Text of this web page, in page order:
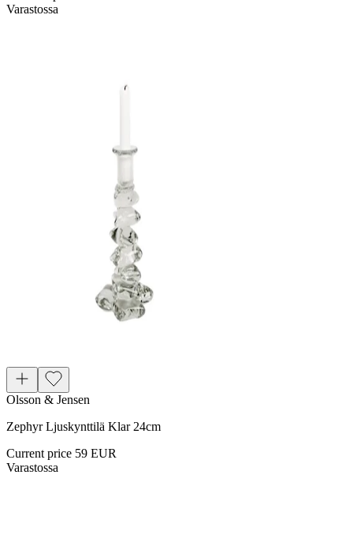
Varastossa
Olsson & Jensen
Zephyr Ljuskynttilä Klar 24cm
Current price 59 EUR
Varastossa